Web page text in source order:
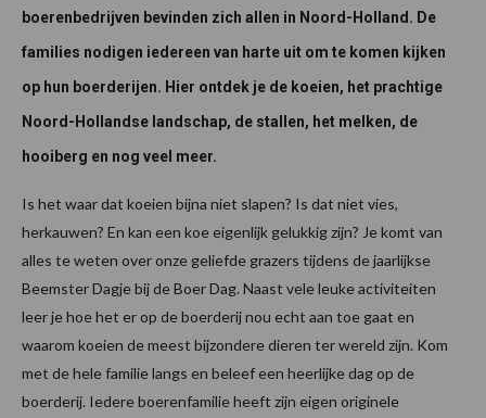
boerenbedrijven bevinden zich allen in Noord-Holland. De
families nodigen iedereen van harte uit om te komen kijken
op hun boerderijen. Hier ontdek je de koeien, het prachtige
Noord-Hollandse landschap, de stallen, het melken, de
hooiberg en nog veel meer.
Is het waar dat koeien bijna niet slapen? Is dat niet vies,
herkauwen? En kan een koe eigenlijk gelukkig zijn? Je komt van
alles te weten over onze geliefde grazers tijdens de jaarlijkse
Beemster Dagje bij de Boer Dag. Naast vele leuke activiteiten
leer je hoe het er op de boerderij nou echt aan toe gaat en
waarom koeien de meest bijzondere dieren ter wereld zijn. Kom
met de hele familie langs en beleef een heerlijke dag op de
boerderij. Iedere boerenfamilie heeft zijn eigen originele